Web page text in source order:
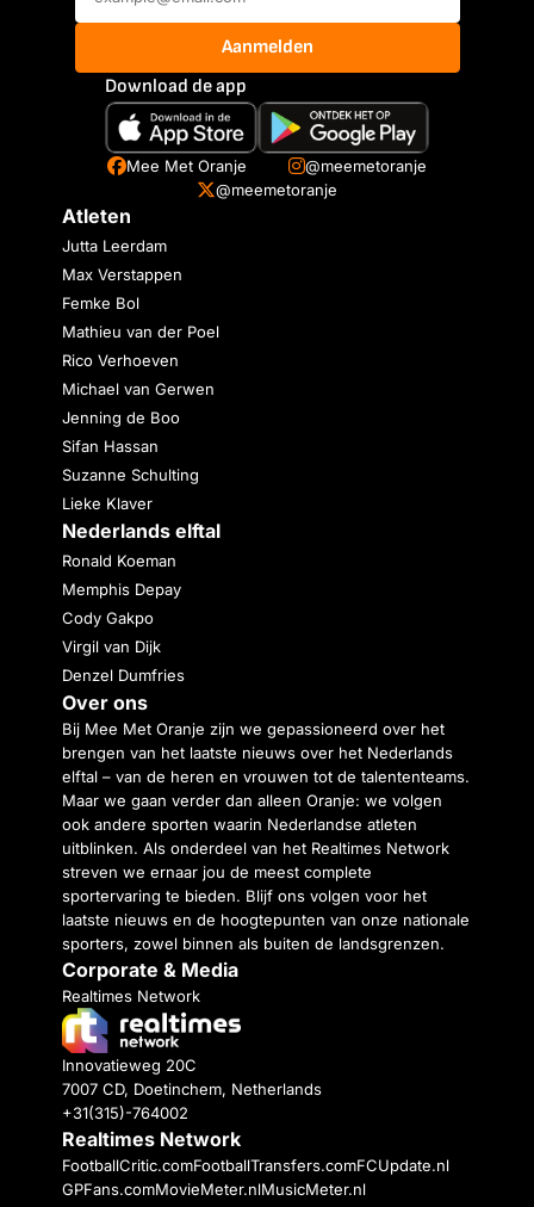
Aanmelden
Download de app
Mee Met Oranje
@meemetoranje
@meemetoranje
Atleten
Jutta Leerdam
Max Verstappen
Femke Bol
Mathieu van der Poel
Rico Verhoeven
Michael van Gerwen
Jenning de Boo
Sifan Hassan
Suzanne Schulting
Lieke Klaver
Nederlands elftal
Ronald Koeman
Memphis Depay
Cody Gakpo
Virgil van Dijk
Denzel Dumfries
Over ons
Bij Mee Met Oranje zijn we gepassioneerd over het
brengen van het laatste nieuws over het Nederlands
elftal – van de heren en vrouwen tot de talententeams.
Maar we gaan verder dan alleen Oranje: we volgen
ook andere sporten waarin Nederlandse atleten
uitblinken. Als onderdeel van het Realtimes Network
streven we ernaar jou de meest complete
sportervaring te bieden. Blijf ons volgen voor het
laatste nieuws en de hoogtepunten van onze nationale
sporters, zowel binnen als buiten de landsgrenzen.
Corporate & Media
Realtimes Network
Innovatieweg 20C
7007 CD, Doetinchem, Netherlands
+31(315)-764002
Realtimes Network
FootballCritic.comFootballTransfers.comFCUpdate.nl
GPFans.comMovieMeter.nlMusicMeter.nl